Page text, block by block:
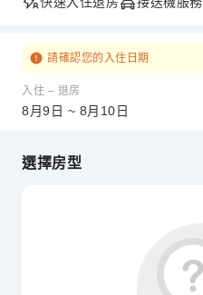
請確認您的入住日期
入住 – 退房
8月9日 ~ 8月10日
選擇房型